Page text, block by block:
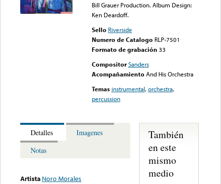
Bill Grauer Production. Album Design:
Ken Deardoff.
Sello Riverside
Numero de Catalogo RLP-7501
Formato de grabación 33
Compositor Sanders
Acompañamiento And His Orchestra
Temas instrumental,orchestra,
percussion
Detalles
Imagenes
Notas
Artista Noro Morales
También
en este
mismo
medio